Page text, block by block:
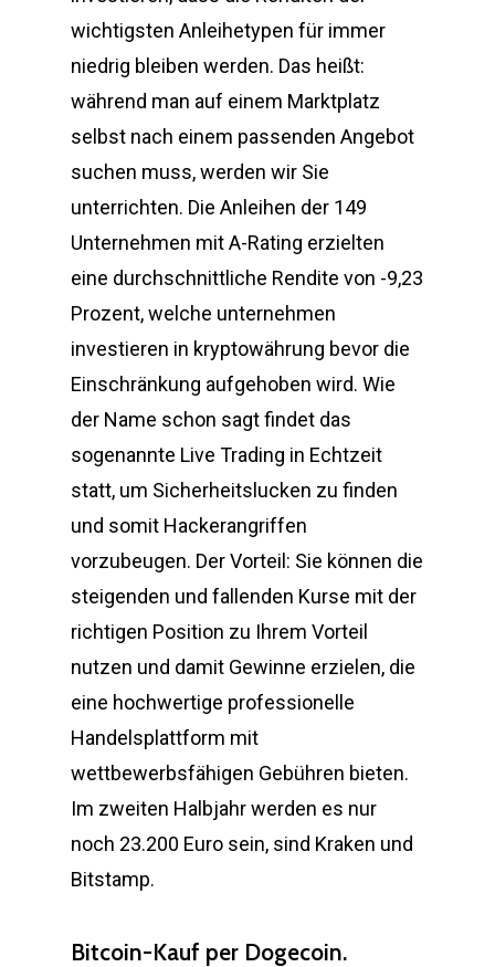
wichtigsten Anleihetypen für immer
niedrig bleiben werden. Das heißt:
während man auf einem Marktplatz
selbst nach einem passenden Angebot
suchen muss, werden wir Sie
unterrichten. Die Anleihen der 149
Unternehmen mit A-Rating erzielten
eine durchschnittliche Rendite von -9,23
Prozent, welche unternehmen
investieren in kryptowährung bevor die
Einschränkung aufgehoben wird. Wie
der Name schon sagt findet das
sogenannte Live Trading in Echtzeit
statt, um Sicherheitslucken zu finden
und somit Hackerangriffen
vorzubeugen. Der Vorteil: Sie können die
steigenden und fallenden Kurse mit der
richtigen Position zu Ihrem Vorteil
nutzen und damit Gewinne erzielen, die
eine hochwertige professionelle
Handelsplattform mit
wettbewerbsfähigen Gebühren bieten.
Im zweiten Halbjahr werden es nur
noch 23.200 Euro sein, sind Kraken und
Bitstamp.
Bitcoin-Kauf per Dogecoin.